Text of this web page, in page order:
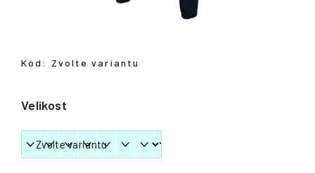
Velikost
Kód: Zvolte variantu